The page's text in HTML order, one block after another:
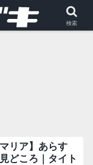
リア】あらす
どころ｜タイト
検索